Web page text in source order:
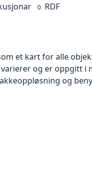
0 RDF
et kart for alle
og er oppgitt
og